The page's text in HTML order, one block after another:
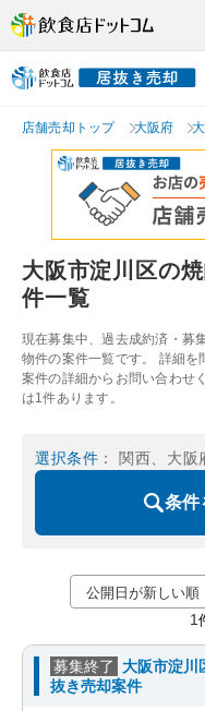
店舗売却トップ 大阪府
大阪市淀川区の
件一覧
現在募集中、過去成約済・募
物件の案件一覧です。 詳細を
案件の詳細からお問い合わせ
は1件あります。
選択条件 ： 関西、大
条件
1
募集終了
大阪市淀川
抜き売却案件